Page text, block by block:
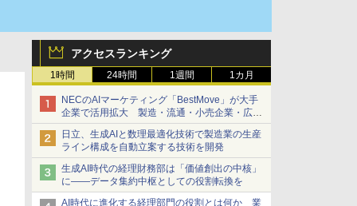
アクセスランキング
1時間 24時間 1週間 1カ月
NECのAIマーケティング「BestMove」が大手
企業で活用拡大 製造・流通・小売企業・広告
代理店などが実装フェーズへ
日立、生成AIと数理最適化技術で製造業の生産
ライン構成を自動立案する技術を開発
生成AI時代の経理財務部は「価値創出の中核」
に――データ集約中枢としての役割転換を
AI時代に進化する経理部門の役割とは何か 業